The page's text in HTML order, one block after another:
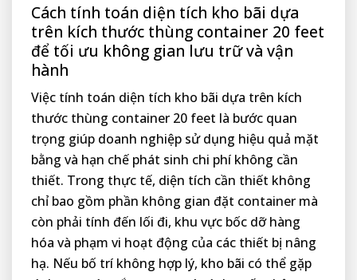
Cách tính toán diện tích kho bãi dựa
trên kích thước thùng container 20 feet
để tối ưu không gian lưu trữ và vận
hành
Việc tính toán diện tích kho bãi dựa trên kích
thước thùng container 20 feet là bước quan
trọng giúp doanh nghiệp sử dụng hiệu quả mặt
bằng và hạn chế phát sinh chi phí không cần
thiết. Trong thực tế, diện tích cần thiết không
chỉ bao gồm phần không gian đặt container mà
còn phải tính đến lối đi, khu vực bốc dỡ hàng
hóa và phạm vi hoạt động của các thiết bị nâng
hạ. Nếu bố trí không hợp lý, kho bãi có thể gặp